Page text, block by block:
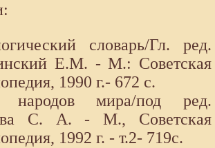
словарь/Гл. ред.
Е.М. - М.: Советская
1990 г.- 672 с.
мира/под ред.
С. А. - М., Советская
1992 г. - т.2- 719с.